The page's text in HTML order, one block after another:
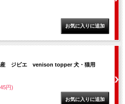
産 ジビエ venison topper 犬・猫用
円)